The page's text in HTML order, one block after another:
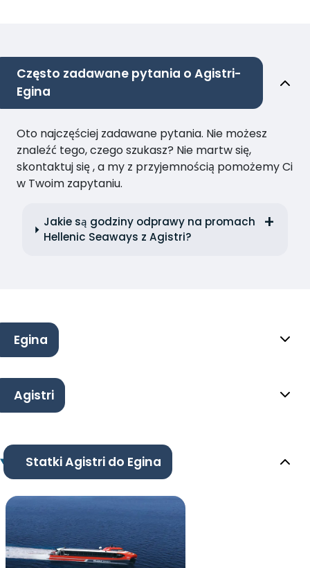
Często zadawane pytania o Agistri-
Egina
Oto najczęściej zadawane pytania. Nie możesz
znaleźć tego, czego szukasz? Nie martw się,
skontaktuj się , a my z przyjemnością pomożemy Ci
w Twoim zapytaniu.
Jakie są godziny odprawy na promach
Hellenic Seaways z Agistri?
Egina
Agistri
Statki Agistri do Egina